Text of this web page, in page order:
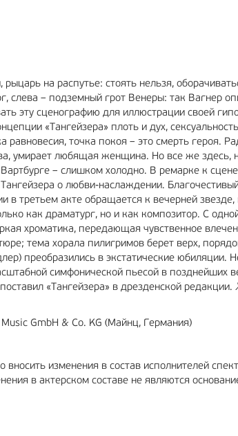
на распутье: стоять нельзя,
слева – подземный грот Венеры: так Вагнер
эту сценографию для иллюстрации своей
«Тангейзера» плоть и дух,
точка покоя – это смерть героя.
умирает любящая женщина. Но все же здесь,
– слишком холодно. В ремарке к сцене
о любви-наслаждении.
в третьем акте обращается к вечерней
как драматург, но и как композитор. С
хроматика, передающая чувственное
тема хорала пилигримов берет верх,
преобразились в экстатические юбиляции.
симфонической пьесой в позднейших
«Тангейзера» в дрезденской редакции.
GmbH & Co. KG (Майнц, Германия)
изменения в состав исполнителей
в актерском составе не являются